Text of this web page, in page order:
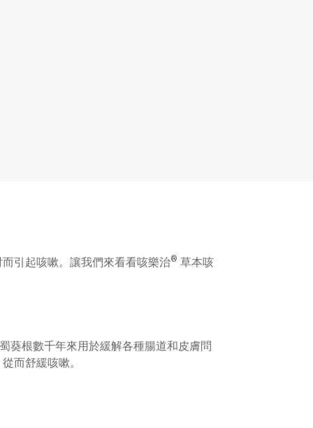
引起咳嗽。讓我們來看看咳樂治® 草本咳
葵根數千年來用於緩解各種腸道和皮膚問
而舒緩咳嗽。